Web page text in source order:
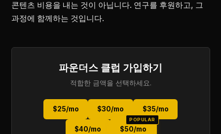
콘텐츠 비용을 내는 것이 아닙니다. 연구를 후원하고, 그
과정에 함께하는 것입니다.
파운더스 클럽 가입하기
적합한 금액을 선택하세요.
$25/mo $30/mo $35/mo
$40/mo $50/mo
POPULAR